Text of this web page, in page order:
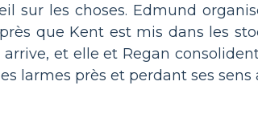
sur les choses. Edmund
que Kent est mis dans les
et elle et Regan
larmes près et perdant ses